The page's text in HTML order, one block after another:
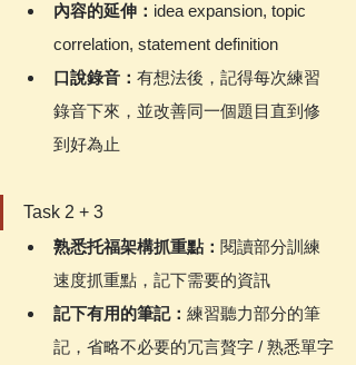
內容的延伸： idea expansion, topic
correlation, statement definition
口說錄音： 有想法後，記得每次練習
錄音下來，並改善同一個題目直到修
到好為止
Task 2 + 3
熟悉托福架構抓重點： 閱讀部分訓練
速度抓重點，記下需要的資訊
記下有用的筆記： 練習聽力部分的筆
記，省略不必要的冗言贅字 / 熟悉單字